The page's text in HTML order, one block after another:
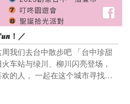
！／
我们去台中散步吧 「台中珍甜
车站与绿川、柳川闪亮登场，
的人， 一起在这个城市寻找冬
中珍甜角伴耶诞 12/12(五)－